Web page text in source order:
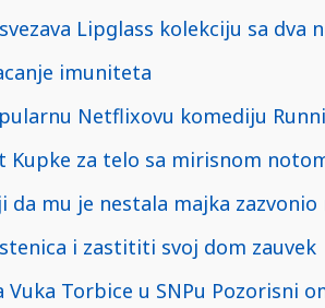
Lipglass kolekciju sa dva
imuniteta
Netflixovu komediju
Kupke za telo sa mirisnom
da mu je nestala majka
i zastititi svoj dom zauvek
Torbice u SNPu Pozorisni